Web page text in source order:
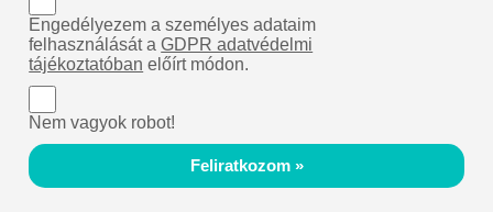
Engedélyezem a személyes adataim
felhasználását aGDPR adatvédelmi
tájékoztatóban előírt módon.
Nem vagyok robot!
Feliratkozom »